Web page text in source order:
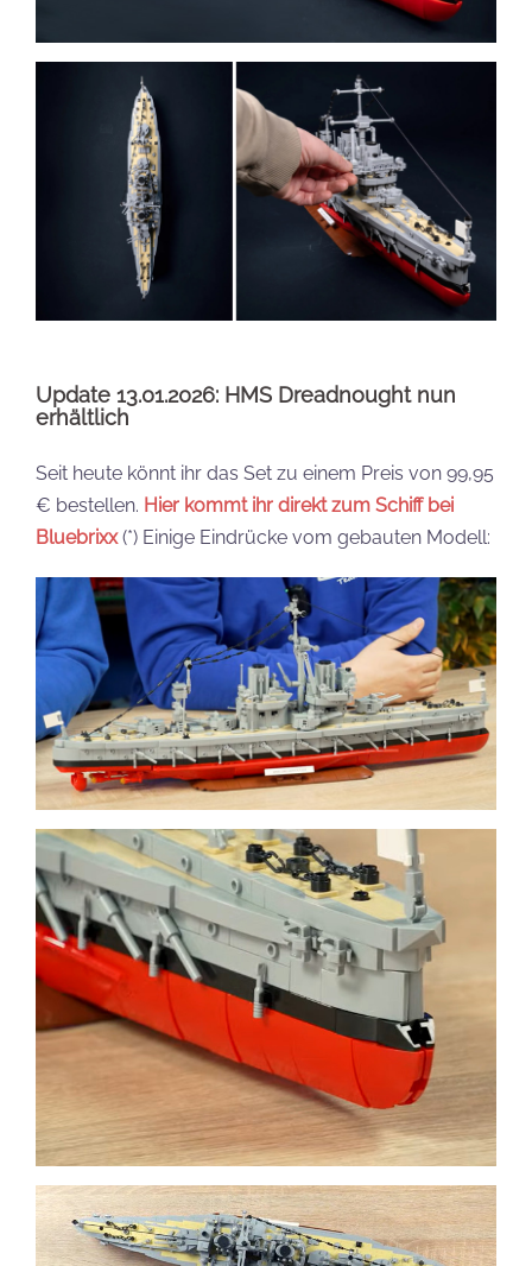
Update 13.01.2026: HMS Dreadnought nun
erhältlich
Seit heute könnt ihr das Set zu einem Preis von 99,95
€ bestellen. Hier kommt ihr direkt zum Schiff bei
Bluebrixx(*) Einige Eindrücke vom gebauten Modell: